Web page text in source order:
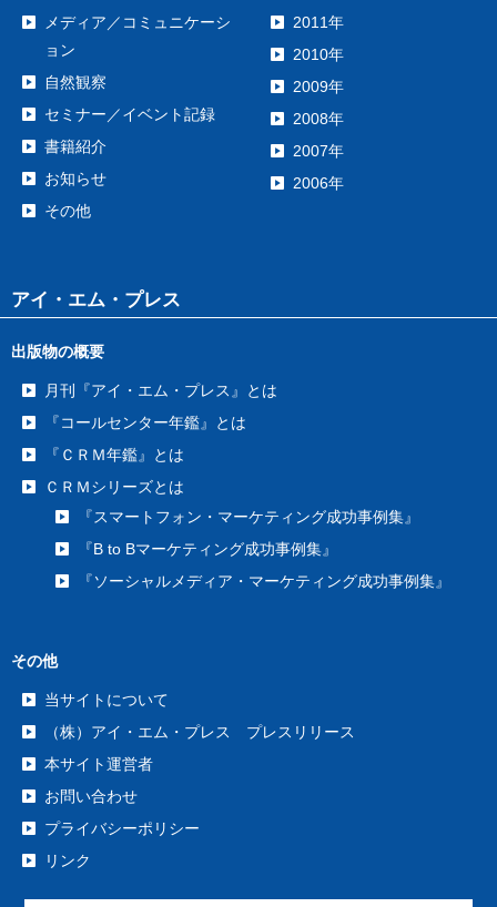
メディア／コミュニケーシ
ョン
自然観察
セミナー／イベント記録
書籍紹介
お知らせ
その他
2011年
2010年
2009年
2008年
2007年
2006年
アイ・エム・プレス
出版物の概要
月刊『アイ・エム・プレス』とは
『コールセンター年鑑』とは
『ＣＲＭ年鑑』とは
ＣＲＭシリーズとは
『スマートフォン・マーケティング成功事例集』
『B to Bマーケティング成功事例集』
『ソーシャルメディア・マーケティング成功事例集』
その他
当サイトについて
（株）アイ・エム・プレス プレスリリース
本サイト運営者
お問い合わせ
プライバシーポリシー
リンク